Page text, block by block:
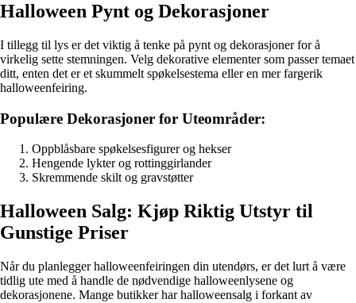
Halloween Pynt og Dekorasjoner
I tillegg til lys er det viktig å tenke på pynt og dekorasjoner for å
virkelig sette stemningen. Velg dekorative elementer som passer temaet
ditt, enten det er et skummelt spøkelsestema eller en mer fargerik
halloweenfeiring.
Populære Dekorasjoner for Uteområder:
Oppblåsbare spøkelsesfigurer og hekser
Hengende lykter og rottinggirlander
Skremmende skilt og gravstøtter
Halloween Salg: Kjøp Riktig Utstyr til
Gunstige Priser
Når du planlegger halloweenfeiringen din utendørs, er det lurt å være
tidlig ute med å handle de nødvendige halloweenlysene og
dekorasjonene. Mange butikker har halloweensalg i forkant av